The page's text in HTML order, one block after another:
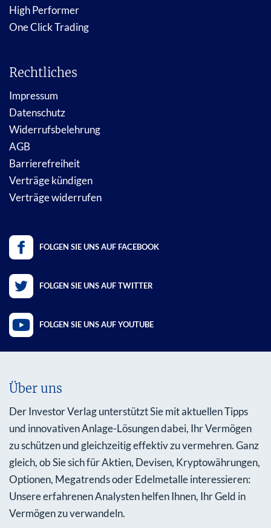
High Performer
One Click Trading
Rechtliches
Impressum
Datenschutz
Widerrufsbelehrung
AGB
Barrierefreiheit
Verträge kündigen
Verträge widerrufen
FOLGEN SIE UNS AUF FACEBOOK
FOLGEN SIE UNS AUF TWITTER
FOLGEN SIE UNS AUF YOUTUBE
Über uns
Der Investor Verlag unterstützt Sie mit aktuellen Tipps
und innovativen Anlage-Lösungen dabei, Ihr Vermögen
zu schützen und gleichzeitig effektiv zu vermehren. Ganz
gleich, ob Sie sich für Aktien, Devisen, Kryptowährungen,
Optionen, Megatrends oder Edelmetalle interessieren:
Unsere erfahrenen Analysten helfen Ihnen, Ihr Geld in
Vermögen zu verwandeln.